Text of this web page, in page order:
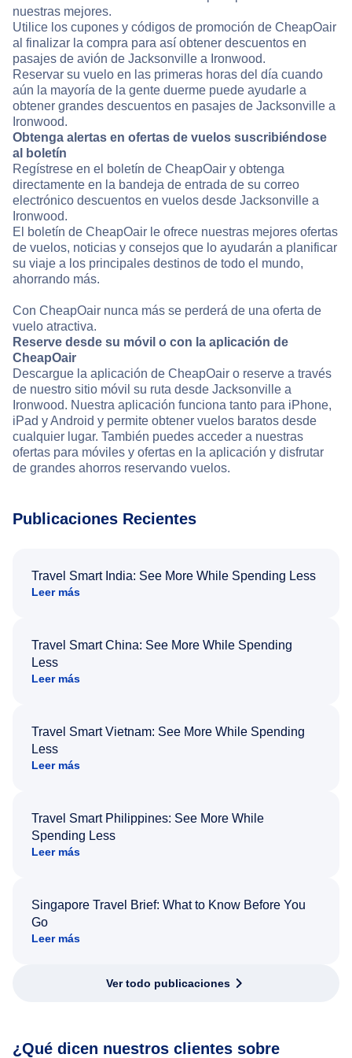
nuestras mejores.
Utilice los cupones y códigos de promoción de CheapOair
al finalizar la compra para así obtener descuentos en
pasajes de avión de Jacksonville a Ironwood.
Reservar su vuelo en las primeras horas del día cuando
aún la mayoría de la gente duerme puede ayudarle a
obtener grandes descuentos en pasajes de Jacksonville a
Ironwood.
Obtenga alertas en ofertas de vuelos suscribiéndose
al boletín
Regístrese en el boletín de CheapOair y obtenga
directamente en la bandeja de entrada de su correo
electrónico descuentos en vuelos desde Jacksonville a
Ironwood.
El boletín de CheapOair le ofrece nuestras mejores ofertas
de vuelos, noticias y consejos que lo ayudarán a planificar
su viaje a los principales destinos de todo el mundo,
ahorrando más.
Con CheapOair nunca más se perderá de una oferta de
vuelo atractiva.
Reserve desde su móvil o con la aplicación de
CheapOair
Descargue la aplicación de CheapOair o reserve a través
de nuestro sitio móvil su ruta desde Jacksonville a
Ironwood. Nuestra aplicación funciona tanto para iPhone,
iPad y Android y permite obtener vuelos baratos desde
cualquier lugar. También puedes acceder a nuestras
ofertas para móviles y ofertas en la aplicación y disfrutar
de grandes ahorros reservando vuelos.
Publicaciones Recientes
Travel Smart India: See More While Spending Less
Leer más
Travel Smart China: See More While Spending
Less
Leer más
Travel Smart Vietnam: See More While Spending
Less
Leer más
Travel Smart Philippines: See More While
Spending Less
Leer más
Singapore Travel Brief: What to Know Before You
Go
Leer más
Ver todo publicaciones
¿Qué dicen nuestros clientes sobre